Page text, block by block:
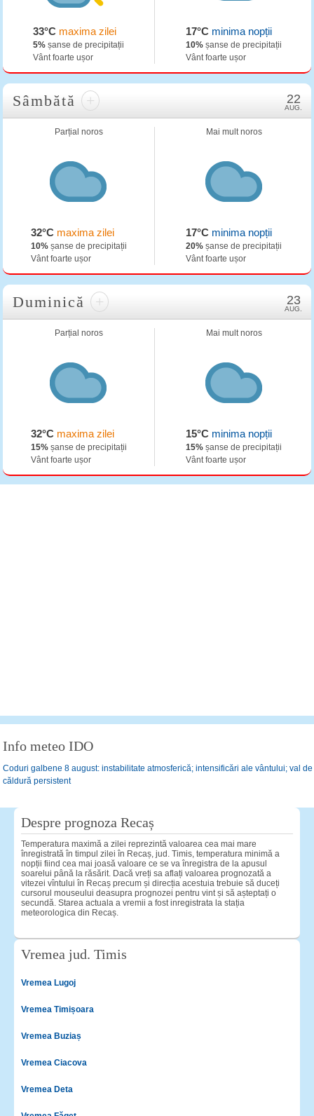
33°C maxima zilei
5% șanse de precipitații
Vânt foarte ușor
17°C minima nopții
10% șanse de precipitații
Vânt foarte ușor
Sâmbătă + 22
AUG.
Parțial noros
32°Cmaxima zilei
10%șanse de precipitații
Vânt foarte ușor
Mai mult noros
17°C minima nopții
20% șanse de precipitații
Vânt foarte ușor
Duminică + 23
AUG.
Parțial noros
32°Cmaxima zilei
15%șanse de precipitații
Vânt foarte ușor
Mai mult noros
15°C minima nopții
15% șanse de precipitații
Vânt foarte ușor
Info meteo IDO
Coduri galbene 8 august: instabilitate atmosferică; intensificări ale vântului; val de
căldură persistent
Despre prognoza Recaș
Temperatura maximă a zilei reprezintă valoarea cea mai mare
înregistrată în timpul zilei în Recaș, jud. Timis, temperatura minimă a
nopții fiind cea mai joasă valoare ce se va înregistra de la apusul
soarelui până la răsărit. Dacă vreți sa aflați valoarea prognozată a
vitezei vîntului în Recaș precum și direcția acestuia trebuie să duceți
cursorul mouseului deasupra prognozei pentru vint și să așteptați o
secundă. Starea actuala a vremii a fost inregistrata la stația
meteorologica din Recaș.
Vremea jud. Timis
Vremea Lugoj
Vremea Timișoara
Vremea Buziaș
Vremea Ciacova
Vremea Deta